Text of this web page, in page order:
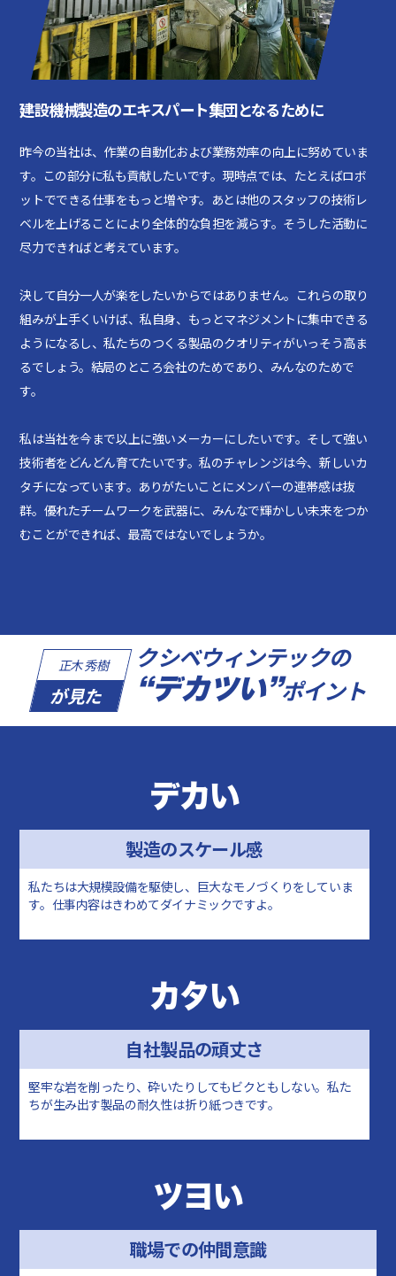
建設機械製造のエキスパート集団となるために
昨今の当社は、作業の自動化および業務効率の向上に努めていま
す。この部分に私も貢献したいです。現時点では、たとえばロボ
ットでできる仕事をもっと増やす。あとは他のスタッフの技術レ
ベルを上げることにより全体的な負担を減らす。そうした活動に
尽力できればと考えています。
決して自分一人が楽をしたいからではありません。これらの取り
組みが上手くいけば、私自身、もっとマネジメントに集中できる
ようになるし、私たちのつくる製品のクオリティがいっそう高ま
るでしょう。結局のところ会社のためであり、みんなのためで
す。
私は当社を今まで以上に強いメーカーにしたいです。そして強い
技術者をどんどん育てたいです。私のチャレンジは今、新しいカ
タチになっています。ありがたいことにメンバーの連帯感は抜
群。優れたチームワークを武器に、みんなで輝かしい未来をつか
むことができれば、最高ではないでしょうか。
正木 秀樹
が見た
クシベウィンテックの
“デカツい”ポイント
デカい
製造のスケール感
私たちは大規模設備を駆使し、巨大なモノづくりをしていま
す。仕事内容はきわめてダイナミックですよ。
カタい
自社製品の頑丈さ
堅牢な岩を削ったり、砕いたりしてもビクともしない。私た
ちが生み出す製品の耐久性は折り紙つきです。
ツヨい
職場での仲間意識